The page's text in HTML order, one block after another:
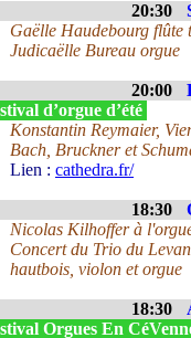
20:30
Gaëlle Haudebourg flûte
Judicaëlle Bureau orgue
20:00
d’orgue d’été
Konstantin Reymaier,
Bach, Bruckner et
Lien : cathedra.fr/
18:30
Nicolas Kilhoffer à
Concert du Trio du
hautbois, violon et orgue
18:30
Orgues En